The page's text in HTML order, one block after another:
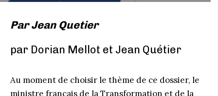
ParJean Quetier
par Dorian Mellot et Jean Quétier
Au moment de choisir le thème de ce dossier, le
ministre français de la Transformation et de la